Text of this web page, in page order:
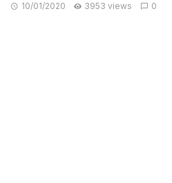
10/01/2020 3953 views 0